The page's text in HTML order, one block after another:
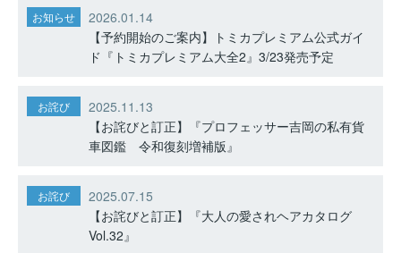
お知らせ
2026.01.14
【予約開始のご案内】トミカプレミアム公式ガイ
ド『トミカプレミアム大全2』3/23発売予定
お詫び
2025.11.13
【お詫びと訂正】『プロフェッサー吉岡の私有貨
車図鑑 令和復刻増補版』
お詫び
2025.07.15
【お詫びと訂正】『大人の愛されヘアカタログ
Vol.32』